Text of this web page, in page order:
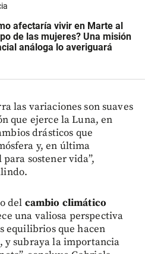
afectaría vivir en Marte al
de las mujeres? Una misión
análoga lo averiguará
las variaciones son suaves
que ejerce la Luna, en
drásticos que
y, en última
sostener vida”,
del cambio climático
una valiosa perspectiva
equilibrios que hacen
subraya la importancia